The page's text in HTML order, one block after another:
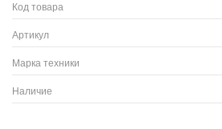
Код товара
Артикул
Марка техники
Наличие